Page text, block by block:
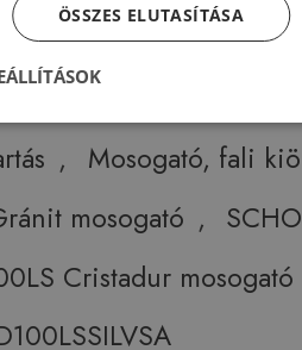
,
Mosogató, fali
mosogató ,
Cristadur mosogató
ÖSSZES ELUTASÍTÁSA